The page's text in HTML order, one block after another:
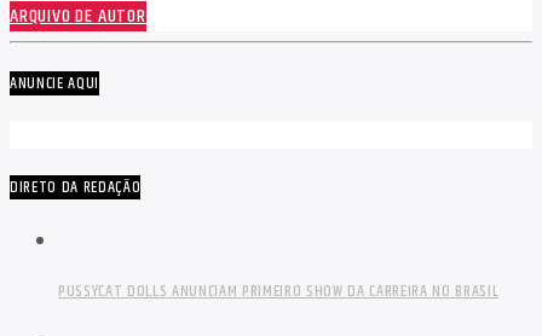
ARQUIVO DE AUTOR
ANUNCIE AQUI
DIRETO DA REDAÇÃO
PUSSYCAT DOLLS ANUNCIAM PRIMEIRO SHOW DA CARREIRA NO BRASIL